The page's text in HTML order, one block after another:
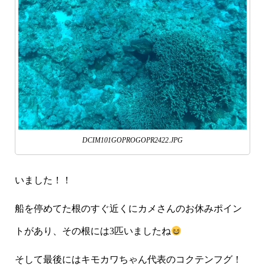
DCIM101GOPROGOPR2422.JPG
いました！！
船を停めてた根のすぐ近くにカメさんのお休みポイン
トがあり、その根には3匹いましたね
そして最後にはキモカワちゃん代表のコクテンフグ！